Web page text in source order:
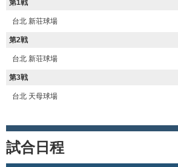
第1戦
台北 新荘球場
第2戦
台北 新荘球場
第3戦
台北 天母球場
試合日程